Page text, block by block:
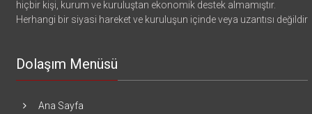
hiçbir kişi, kurum ve kuruluştan ekonomik destek almamıştır.
Herhangi bir siyasi hareket ve kuruluşun içinde veya uzantısı değildir
Dolaşım Menüsü
Ana Sayfa